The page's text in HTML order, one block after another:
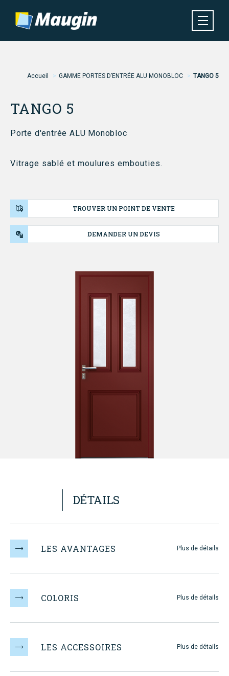
contenu
PRODUITS
MAUGIN
Accueil GAMME PORTES D’ENTRÉE ALU MONOBLOC TANGO 5
TANGO 5
Porte d'entrée ALU Monobloc
Vitrage sablé et moulures embouties.
TROUVER UN POINT DE VENTE
DEMANDER UN DEVIS
DÉTAILS
LES AVANTAGES Plus de détails
COLORIS Plus de détails
LES ACCESSOIRES Plus de détails